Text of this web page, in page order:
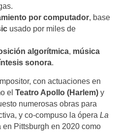
por computador, base
usado por miles de
algorítmica, música
sonora.
con actuaciones en
el Teatro Apollo (Harlem) y
numerosas obras para
y co-compuso la ópera La
en Pittsburgh en 2020 como